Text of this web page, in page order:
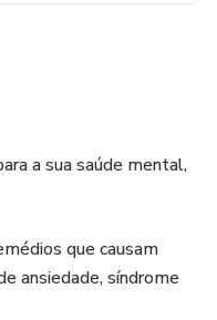
a sua saúde mental,
que causam
ansiedade, síndrome